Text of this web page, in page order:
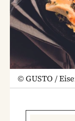
©GUSTO /